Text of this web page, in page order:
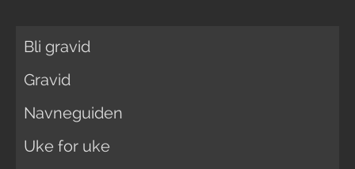
Bli gravid
Gravid
Navneguiden
Uke for uke